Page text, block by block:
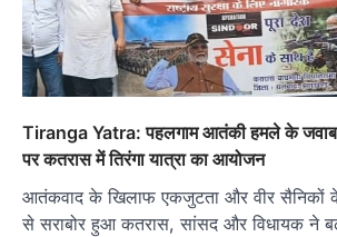
Tiranga Yatra: पहलगाम आतंकी हमले के
पर कतरास में तिरंगा यात्रा का आयोजन
आतंकवाद के खिलाफ एकजुटता और वीर सैनिकों
से सराबोर हुआ कतरास, सांसद और विधायक ने